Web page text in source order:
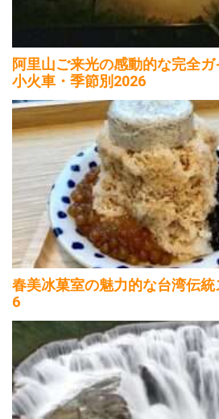
阿里山ご来光の感動的な完全ガ
小火車・季節別2026
春美冰菓室の魅力的な台湾伝
6